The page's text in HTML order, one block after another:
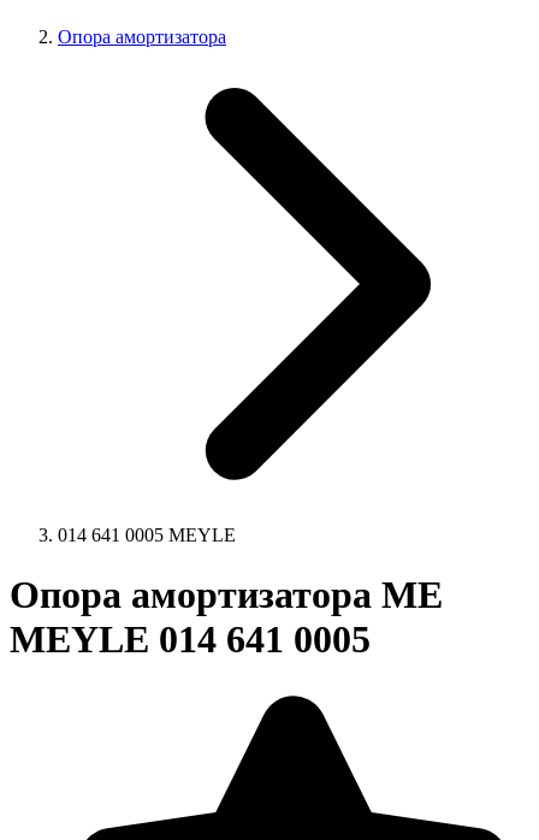
Опора амортизатора
014 641 0005 MEYLE
Опора амортизатора ME
MEYLE 014 641 0005